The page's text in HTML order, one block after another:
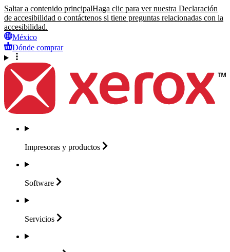
Saltar a contenido principalHaga clic para ver nuestra Declaración
de accesibilidad o contáctenos si tiene preguntas relacionadas con la
accesibilidad.
México
Dónde comprar
Impresoras y productos
Software
Servicios